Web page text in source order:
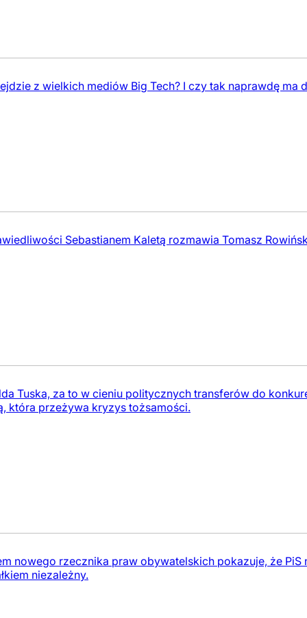
z wielkich mediów Big Tech? I czy tak naprawdę ma
Sebastianem Kaletą rozmawia Tomasz
Tuska, za to w cieniu politycznych transferów do
która przeżywa kryzys tożsamości.
nowego rzecznika praw obywatelskich pokazuje, że PiS
niezależny.